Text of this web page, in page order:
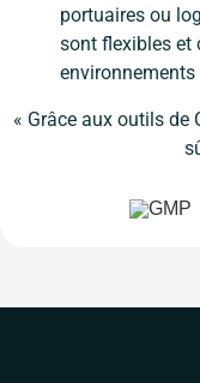
portuaires ou
sont flexibles et
« Grâce aux outils de